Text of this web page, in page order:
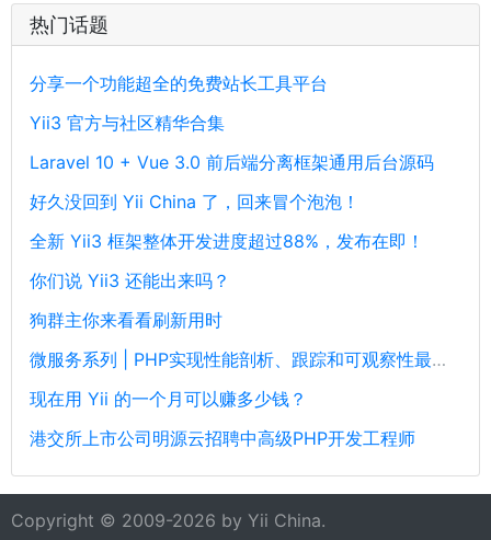
热门话题
分享一个功能超全的免费站长工具平台
Yii3 官方与社区精华合集
Laravel 10 + Vue 3.0 前后端分离框架通用后台源码
好久没回到 Yii China 了，回来冒个泡泡！
全新 Yii3 框架整体开发进度超过88%，发布在即！
你们说 Yii3 还能出来吗？
狗群主你来看看刷新用时
微服务系列 | PHP实现性能剖析、跟踪和可观察性最佳实践
现在用 Yii 的一个月可以赚多少钱？
港交所上市公司明源云招聘中高级PHP开发工程师
Copyright © 2009-2026 by Yii China.